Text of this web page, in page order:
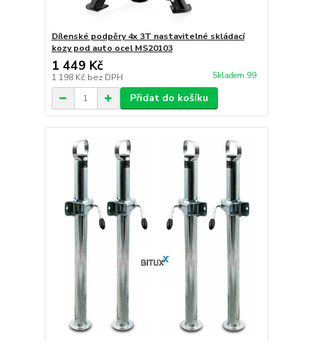
Dílenské podpěry 4x 3T nastavitelné skládací
kozy pod auto ocel MS20103
1 449 Kč
1 198 Kč bez DPH Skladem 99
Přidat do košíku